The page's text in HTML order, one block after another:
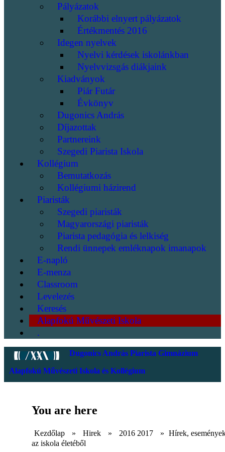
Pályázatok
Korábbi elnyert pályázatok
Értékmentés 2016
Idegen nyelvek
Nyelvi kérdések iskolánkban
Nyelvvizsgás diákjaink
Kiadványok
Piár Futár
Évkönyv
Dugonics András
Díjazottak
Partnereink
Szegedi Piarista Iskola
Kollégium
Bemutatkozás
Kollégiumi házirend
Piaristák
Szegedi piaristák
Magyarországi piaristák
Piarista pedagógia és lelkiség
Rendi ünnepek emléknapok imanapok
E-napló
E-menza
Classroom
Levelezés
Keresés
Alapfokú Művészeti Iskola
.
Dugonics András Piarista Gimnázium
Alapfokú Művészeti Iskola és Kollégium
You are here
Kezdőlap » Hirek » 2016 2017 » Hírek,
az iskola életéből